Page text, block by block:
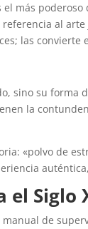
más
al
las convierte
sino su forma
la
«polvo de
Siglo
de